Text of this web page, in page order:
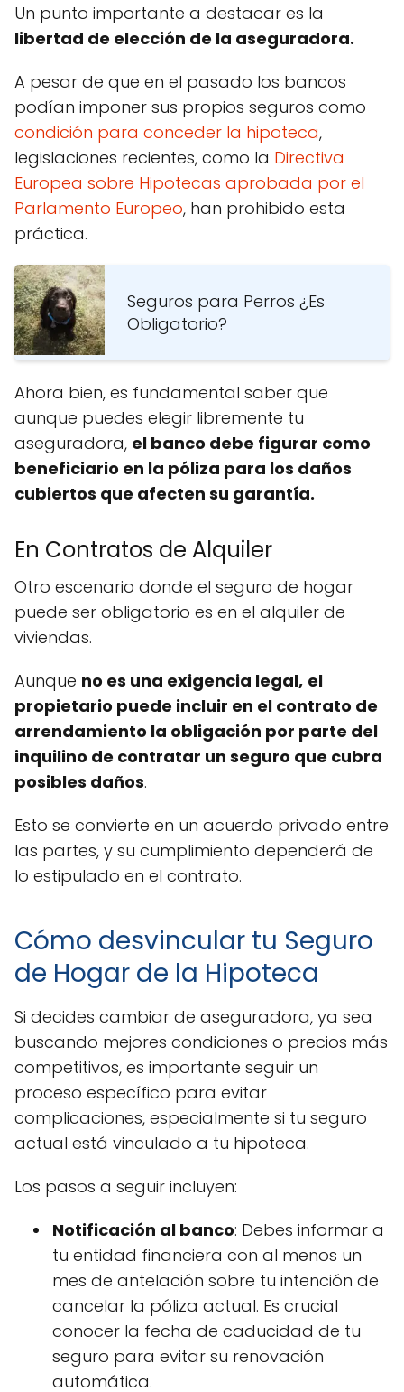
Un punto importante a destacar es la
libertad de elección de la aseguradora.
A pesar de que en el pasado los bancos
podían imponer sus propios seguros como
condición para conceder la hipoteca,
legislaciones recientes, como la Directiva
Europea sobre Hipotecas aprobada por el
Parlamento Europeo, han prohibido esta
práctica.
Seguros para Perros ¿Es
Obligatorio?
Ahora bien, es fundamental saber que
aunque puedes elegir libremente tu
aseguradora, el banco debe figurar como
beneficiario en la póliza para los daños
cubiertos que afecten su garantía.
En Contratos de Alquiler
Otro escenario donde el seguro de hogar
puede ser obligatorio es en el alquiler de
viviendas.
Aunque no es una exigencia legal, el
propietario puede incluir en el contrato de
arrendamiento la obligación por parte del
inquilino de contratar un seguro que cubra
posibles daños.
Esto se convierte en un acuerdo privado entre
las partes, y su cumplimiento dependerá de
lo estipulado en el contrato.
Cómo desvincular tu Seguro
de Hogar de la Hipoteca
Si decides cambiar de aseguradora, ya sea
buscando mejores condiciones o precios más
competitivos, es importante seguir un
proceso específico para evitar
complicaciones, especialmente si tu seguro
actual está vinculado a tu hipoteca.
Los pasos a seguir incluyen:
Notificación al banco: Debes informar a
tu entidad financiera con al menos un
mes de antelación sobre tu intención de
cancelar la póliza actual. Es crucial
conocer la fecha de caducidad de tu
seguro para evitar su renovación
automática.